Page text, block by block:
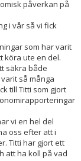
påverkan på
i vår så vi fick
som har varit
köra ute en del.
säkra både
så många
till Titti som gjort
vi en hel del
oss efter att i
Titti har gjort ett
att ha koll på vad